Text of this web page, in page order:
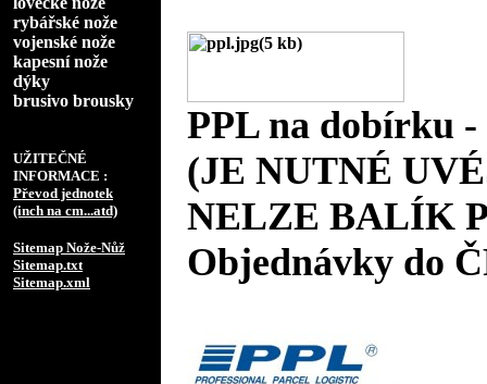
rybářské nože
vojenské nože
kapesní nože
dýky
brusivo brousky
UŽITEČNÉ
INFORMACE :
Převod jednotek
(inch na cm...atd)
Sitemap Nože-Nůž
Sitemap.txt
Sitemap.xml
PPL na dobírku
(JE NUTNÉ
NELZE BALÍK
Objednávky do